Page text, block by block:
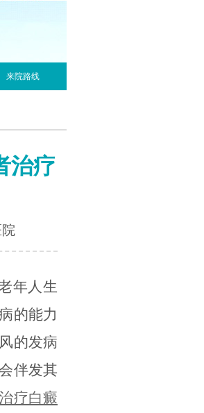
来院路线
治疗
年人生
的能力
的发病
伴发其
疗白癜